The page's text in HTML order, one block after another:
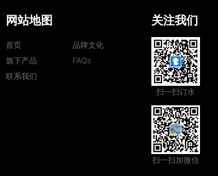
网站地图
首页
品牌文化
旗下产品
FAQs
联系我们
关注我们
扫一扫订水
扫一扫加微信